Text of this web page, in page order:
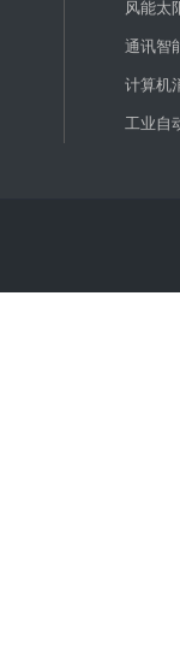
风能太
通讯智
计算机
工业自